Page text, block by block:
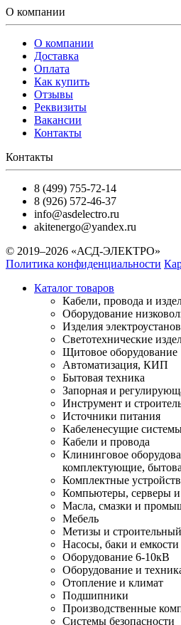
О компании
О компании
Доставка
Оплата
Как купить
Отзывы
Реквизиты
Вакансии
Контакты
Контакты
8 (499) 755-72-14
8 (926) 572-46-37
info@asdelectro.ru
akitenergo@yandex.ru
© 2019–2026 «АСД-ЭЛЕКТРО»
Политика конфиденциальности
Каталог товаров
Кабели, провода и
Оборудование
Изделия
Светотехнические
Щитовое оборудование
Автоматизация, КИП
Бытовая техника
Запорная и
Инструмент и
Источники питания
Кабеленесущие
Кабели и провода
Клининговое
комплектующие,
Комплектные
Компьютеры, серверы и
Масла, смазки и
Мебель
Метизы и
Насосы, баки и емкости
Оборудование 6-10кВ
Оборудование и
Отопление и климат
Подшипники
Производственные
Системы безопасности